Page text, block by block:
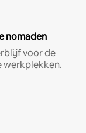
nomaden
voor de
werkplekken.